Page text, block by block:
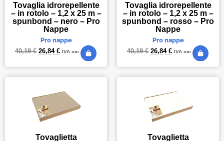
Tovaglia idrorepellente
– in rotolo – 1,2 x 25 m –
spunbond – nero – Pro
Nappe
Pro nappe
40,19€ 26,84 € IVA inc.
Tovaglia idrorepellente
– in rotolo – 1,2 x 25 m –
spunbond – rosso – Pro
Nappe
Pro nappe
40,19€ 26,84 € IVA inc.
Tovaglietta
Tovaglietta